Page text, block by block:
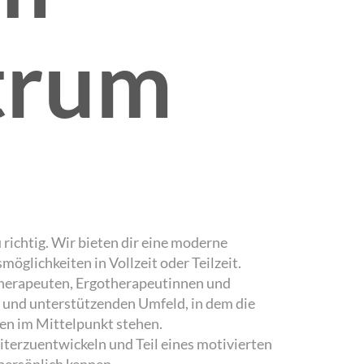
Wir bieten dir eine moderne
in Vollzeit oder Teilzeit.
Ergotherapeutinnen und
unterstützenden Umfeld, in dem die
im Mittelpunkt stehen.
und Teil eines motivierten